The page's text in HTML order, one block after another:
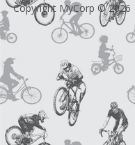
Copyright MyCorp © 2026